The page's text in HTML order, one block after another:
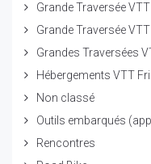
Grande Traversée
Grande Traversée
Grandes Traversées
Hébergements VTT
Non classé
Outils embarqués
Rencontres